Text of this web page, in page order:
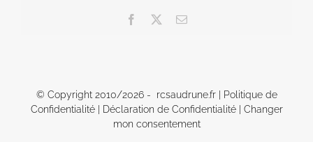
Facebook Email
© Copyright 2010/2026 - rcsaudrune.fr | Politique de
Confidentialité| Déclaration de Confidentialité| Changer
mon consentement